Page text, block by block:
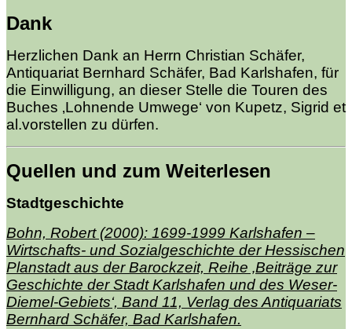
Dank
Herzlichen Dank an Herrn Christian Schäfer,
Antiquariat Bernhard Schäfer, Bad Karlshafen, für
die Einwilligung, an dieser Stelle die Touren des
Buches ‚Lohnende Umwege‘ von Kupetz, Sigrid et
al.vorstellen zu dürfen.
Quellen und zum Weiterlesen
Stadtgeschichte
Bohn, Robert (2000): 1699-1999 Karlshafen –
Wirtschafts- und Sozialgeschichte der Hessischen
Planstadt aus der Barockzeit, Reihe ‚Beiträge zur
Geschichte der Stadt Karlshafen und des Weser-
Diemel-Gebiets‘, Band 11, Verlag des Antiquariats
Bernhard Schäfer, Bad Karlshafen.